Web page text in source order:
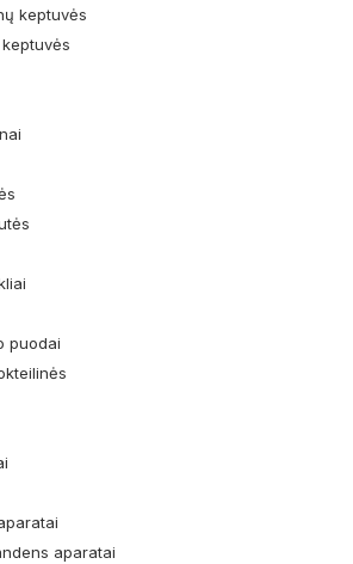
keptuvės
puodai
aparatai